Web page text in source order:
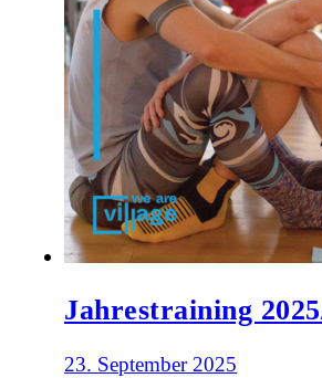
Jahrestraining
23. September 2025